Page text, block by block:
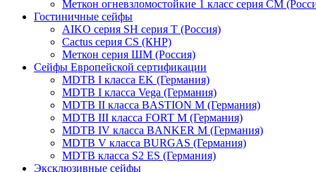
Меткон огневзломостойкие 1 класс серия СМ
Гостиничные сейфы
AIKO серия SH серия Т (Россия)
Cactus серия CS (КНР)
Меткон серия ШМ (Россия)
Сейфы Европейской сертификации
MDTB I класса EK (Германия)
MDTB I класса Vega (Германия)
MDTB II класса BASTION M (Германия)
MDTB III класса FORT M (Германия)
MDTB IV класса BANKER M (Германия)
MDTB V класса BURGAS (Германия)
MDTB класса S2 ES (Германия)
Эксклюзивные сейфы